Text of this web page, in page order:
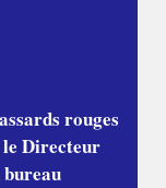
rouges
le Directeur